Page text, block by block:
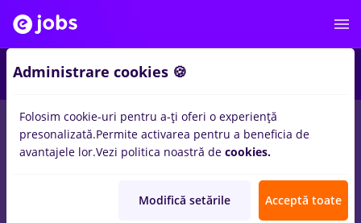
locuri de muncaregistrator, Part timeinTimisoara
Fara experientainConstructii / Instalatii, IT / Telecom
Administrare cookies 🍪
Folosim cookie-uri pentru a-ți oferi o experiență
presonalizată.Permite activarea pentru a beneficia de
avantajele lor.Vezi politica noastră de cookies.
Modifică setările Acceptă toate